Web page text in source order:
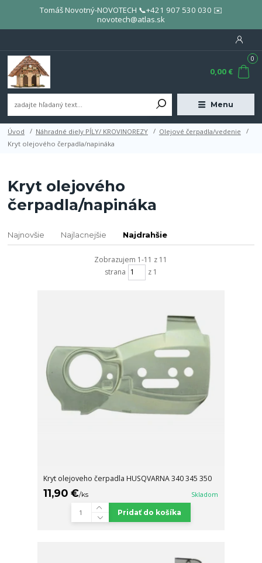
Tomáš Novotný-NOVOTECH 📞+421 907 530 030 ✉️
novotech@atlas.sk
Menu
0
0,00 €
Úvod Náhradné diely PÍLY/ KROVINOREZY
Olejové čerpadla/vedenie
Kryt olejového čerpadla/napináka
Kryt olejového
čerpadla/napináka
Najnovšie Najlacnejšie Najdrahšie
Zobrazujem 1-11 z 11
strana
z 1
Kryt olejoveho čerpadla HUSQVARNA 340 345 350
11,90 €/ks Skladom
Pridať do košíka